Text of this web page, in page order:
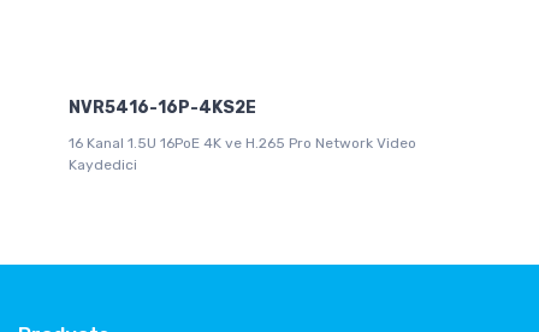
NVR5416-16P-4KS2E
16 Kanal 1.5U 16PoE 4K ve H.265 Pro Network Video
Kaydedici